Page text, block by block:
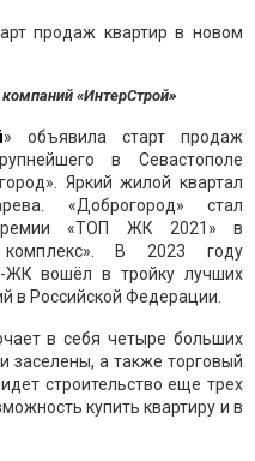
«ИнтерСтрой»
» объявила старт продаж
в Севастополе
Яркий жилой квартал
«Доброгород» стал
премии «ТОП ЖК 2021» в
В 2023 году
ЖК вошёл в тройку лучших
в Российской Федерации.
в себя четыре больших
заселены, а также торговый
строительство еще трех
купить квартиру и в